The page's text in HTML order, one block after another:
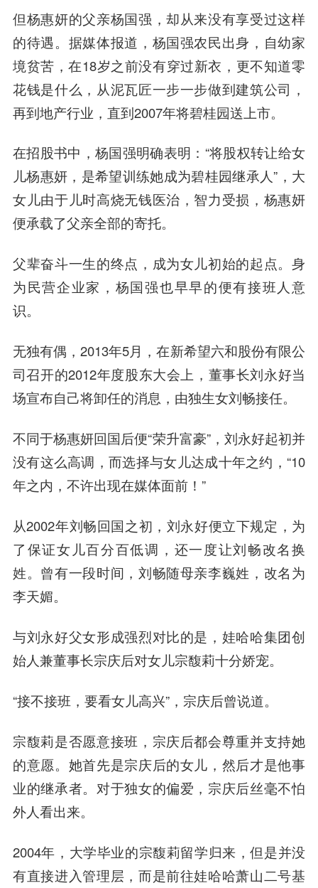
但杨惠妍的父亲杨国强，却从来没有享受过这样
的待遇。据媒体报道，杨国强农民出身，自幼家
境贫苦，在18岁之前没有穿过新衣，更不知道零
花钱是什么，从泥瓦匠一步一步做到建筑公司，
再到地产行业，直到2007年将碧桂园送上市。
在招股书中，杨国强明确表明：“将股权转让给女
儿杨惠妍，是希望训练她成为碧桂园继承人”，大
女儿由于儿时高烧无钱医治，智力受损，杨惠妍
便承载了父亲全部的寄托。
父辈奋斗一生的终点，成为女儿初始的起点。身
为民营企业家，杨国强也早早的便有接班人意
识。
无独有偶，2013年5月，在新希望六和股份有限公
司召开的2012年度股东大会上，董事长刘永好当
场宣布自己将卸任的消息，由独生女刘畅接任。
不同于杨惠妍回国后便“荣升富豪”，刘永好起初并
没有这么高调，而选择与女儿达成十年之约，“10
年之内，不许出现在媒体面前！”
从2002年刘畅回国之初，刘永好便立下规定，为
了保证女儿百分百低调，还一度让刘畅改名换
姓。曾有一段时间，刘畅随母亲李巍姓，改名为
李天媚。
与刘永好父女形成强烈对比的是，娃哈哈集团创
始人兼董事长宗庆后对女儿宗馥莉十分娇宠。
“接不接班，要看女儿高兴”，宗庆后曾说道。
宗馥莉是否愿意接班，宗庆后都会尊重并支持她
的意愿。她首先是宗庆后的女儿，然后才是他事
业的继承者。对于独女的偏爱，宗庆后丝毫不怕
外人看出来。
2004年，大学毕业的宗馥莉留学归来，但是并没
有直接进入管理层，而是前往娃哈哈萧山二号基